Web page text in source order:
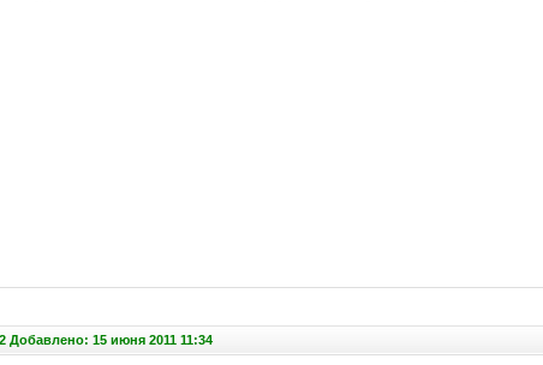
Добавлено: 15 июня 2011 11:34